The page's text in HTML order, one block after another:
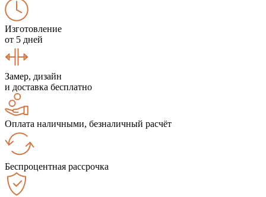
Изготовление
от 5 дней
Замер, дизайн
и доставка бесплатно
Оплата наличными, безналичный расчёт
Беспроцентная рассрочка